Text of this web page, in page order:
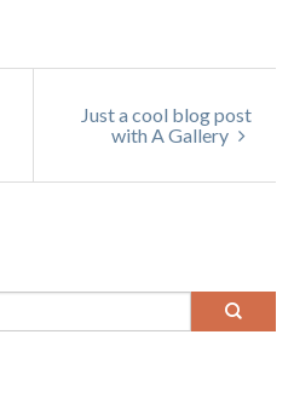
Just a cool blog post
with A Gallery